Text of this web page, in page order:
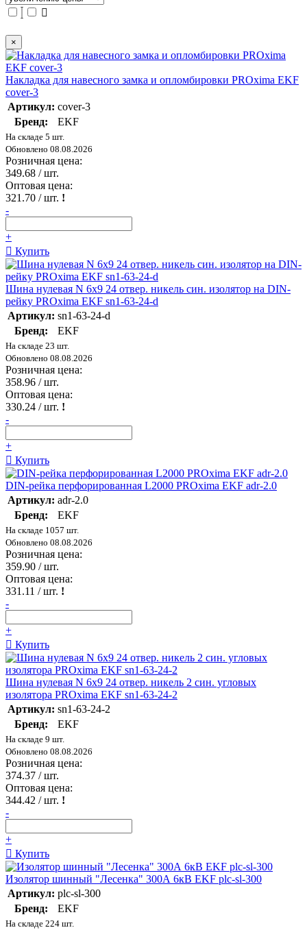
×
Накладка для навесного замка и опломбировки PROxima EKF
cover-3
Артикул: cover-3
Бренд:
EKF
На складе 5 шт.
Обновлено 08.08.2026
Розничная цена:
349.68 / шт.
Оптовая цена:
321.70 / шт. !
-
+
Купить
Шина нулевая N 6х9 24 отвер. никель син. изолятор на DIN-
рейку PROxima EKF sn1-63-24-d
Артикул: sn1-63-24-d
Бренд:
EKF
На складе 23 шт.
Обновлено 08.08.2026
Розничная цена:
358.96 / шт.
Оптовая цена:
330.24 / шт. !
-
+
Купить
DIN-рейка перфорированная L2000 PROxima EKF adr-2.0
Артикул: adr-2.0
Бренд:
EKF
На складе 1057 шт.
Обновлено 08.08.2026
Розничная цена:
359.90 / шт.
Оптовая цена:
331.11 / шт. !
-
+
Купить
Шина нулевая N 6х9 24 отвер. никель 2 син. угловых
изолятора PROxima EKF sn1-63-24-2
Артикул: sn1-63-24-2
Бренд:
EKF
На складе 9 шт.
Обновлено 08.08.2026
Розничная цена:
374.37 / шт.
Оптовая цена:
344.42 / шт. !
-
+
Купить
Изолятор шинный "Лесенка" 300А 6кВ EKF plc-sl-300
Артикул: plc-sl-300
Бренд:
EKF
На складе 224 шт.